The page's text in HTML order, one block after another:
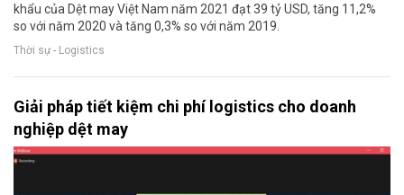
khẩu của Dệt may Việt Nam năm 2021 đạt 39 tỷ USD, tăng 11,2%
so với năm 2020 và tăng 0,3% so với năm 2019.
Thời sự - Logistics
Giải pháp tiết kiệm chi phí logistics cho doanh
nghiệp dệt may